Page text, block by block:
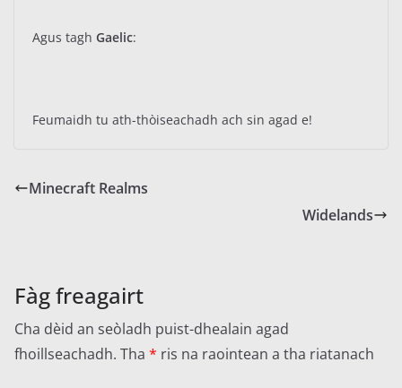
Agus tagh Gaelic:
Feumaidh tu ath-thòiseachadh ach sin agad e!
Minecraft Realms
Widelands
Fàg freagairt
Cha dèid an seòladh puist-dhealain agad
fhoillseachadh. Tha * ris na raointean a tha riatanach